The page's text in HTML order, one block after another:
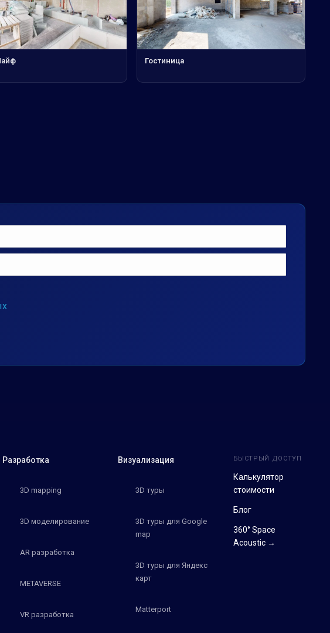
Гостиница
Разработка
3D mapping
3D моделирование
AR разработка
METAVERSE
VR разработка
Визуализация
3D туры
3D туры для Google
map
3D туры для Яндекс
карт
Matterport
БЫСТРЫЙ ДОСТУП
Калькулятор
стоимости
Блог
360° Space
Acoustic →